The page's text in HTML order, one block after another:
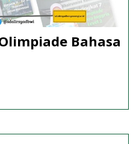
Bahasa